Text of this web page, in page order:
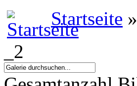
Startseite »
_2